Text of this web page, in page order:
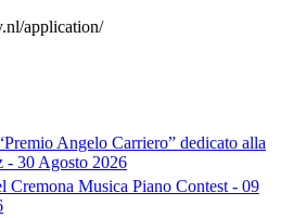
application/
Angelo Carriero” dedicato alla
- 30 Agosto 2026
Cremona Musica Piano Contest - 09